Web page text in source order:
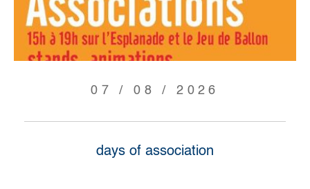
07 / 08 / 2026
days of association